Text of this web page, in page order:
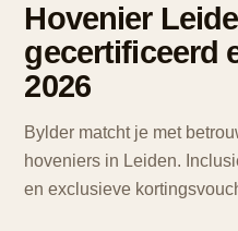
Hovenier
gecertificeerd
2026
Bylder matcht je met
hoveniers in Leiden.
en exclusieve